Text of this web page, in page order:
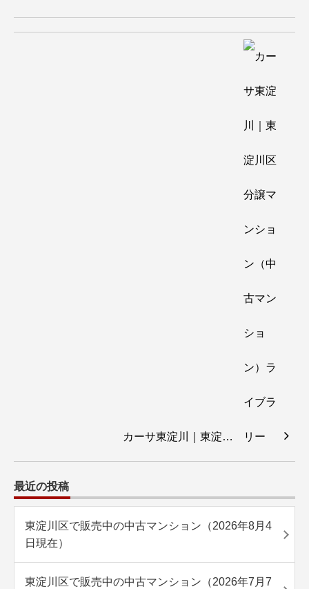
カーサ東淀川｜東淀…
最近の投稿
東淀川区で販売中の中古マンション（2026年8月4
日現在）
東淀川区で販売中の中古マンション（2026年7月7